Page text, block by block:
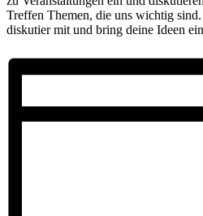
Treffen Themen, die uns wichtig
diskutier mit und bring deine Ideen